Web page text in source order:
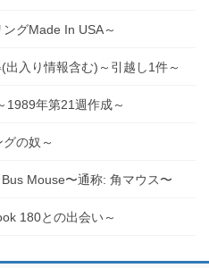
グMade In USA～
入り情報含む)～引越し1件～
1989年第21週作成～
の奴～
Mouse〜通称: 角マウス〜
180との出会い～